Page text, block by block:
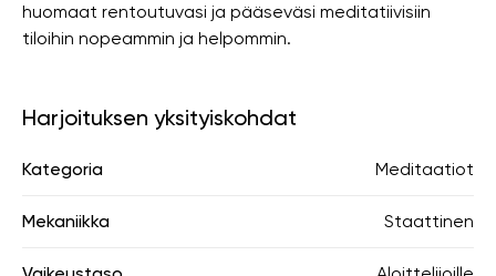
huomaat rentoutuvasi ja pääseväsi meditatiivisiin
tiloihin nopeammin ja helpommin.
Harjoituksen yksityiskohdat
Kategoria Meditaatiot
Mekaniikka Staattinen